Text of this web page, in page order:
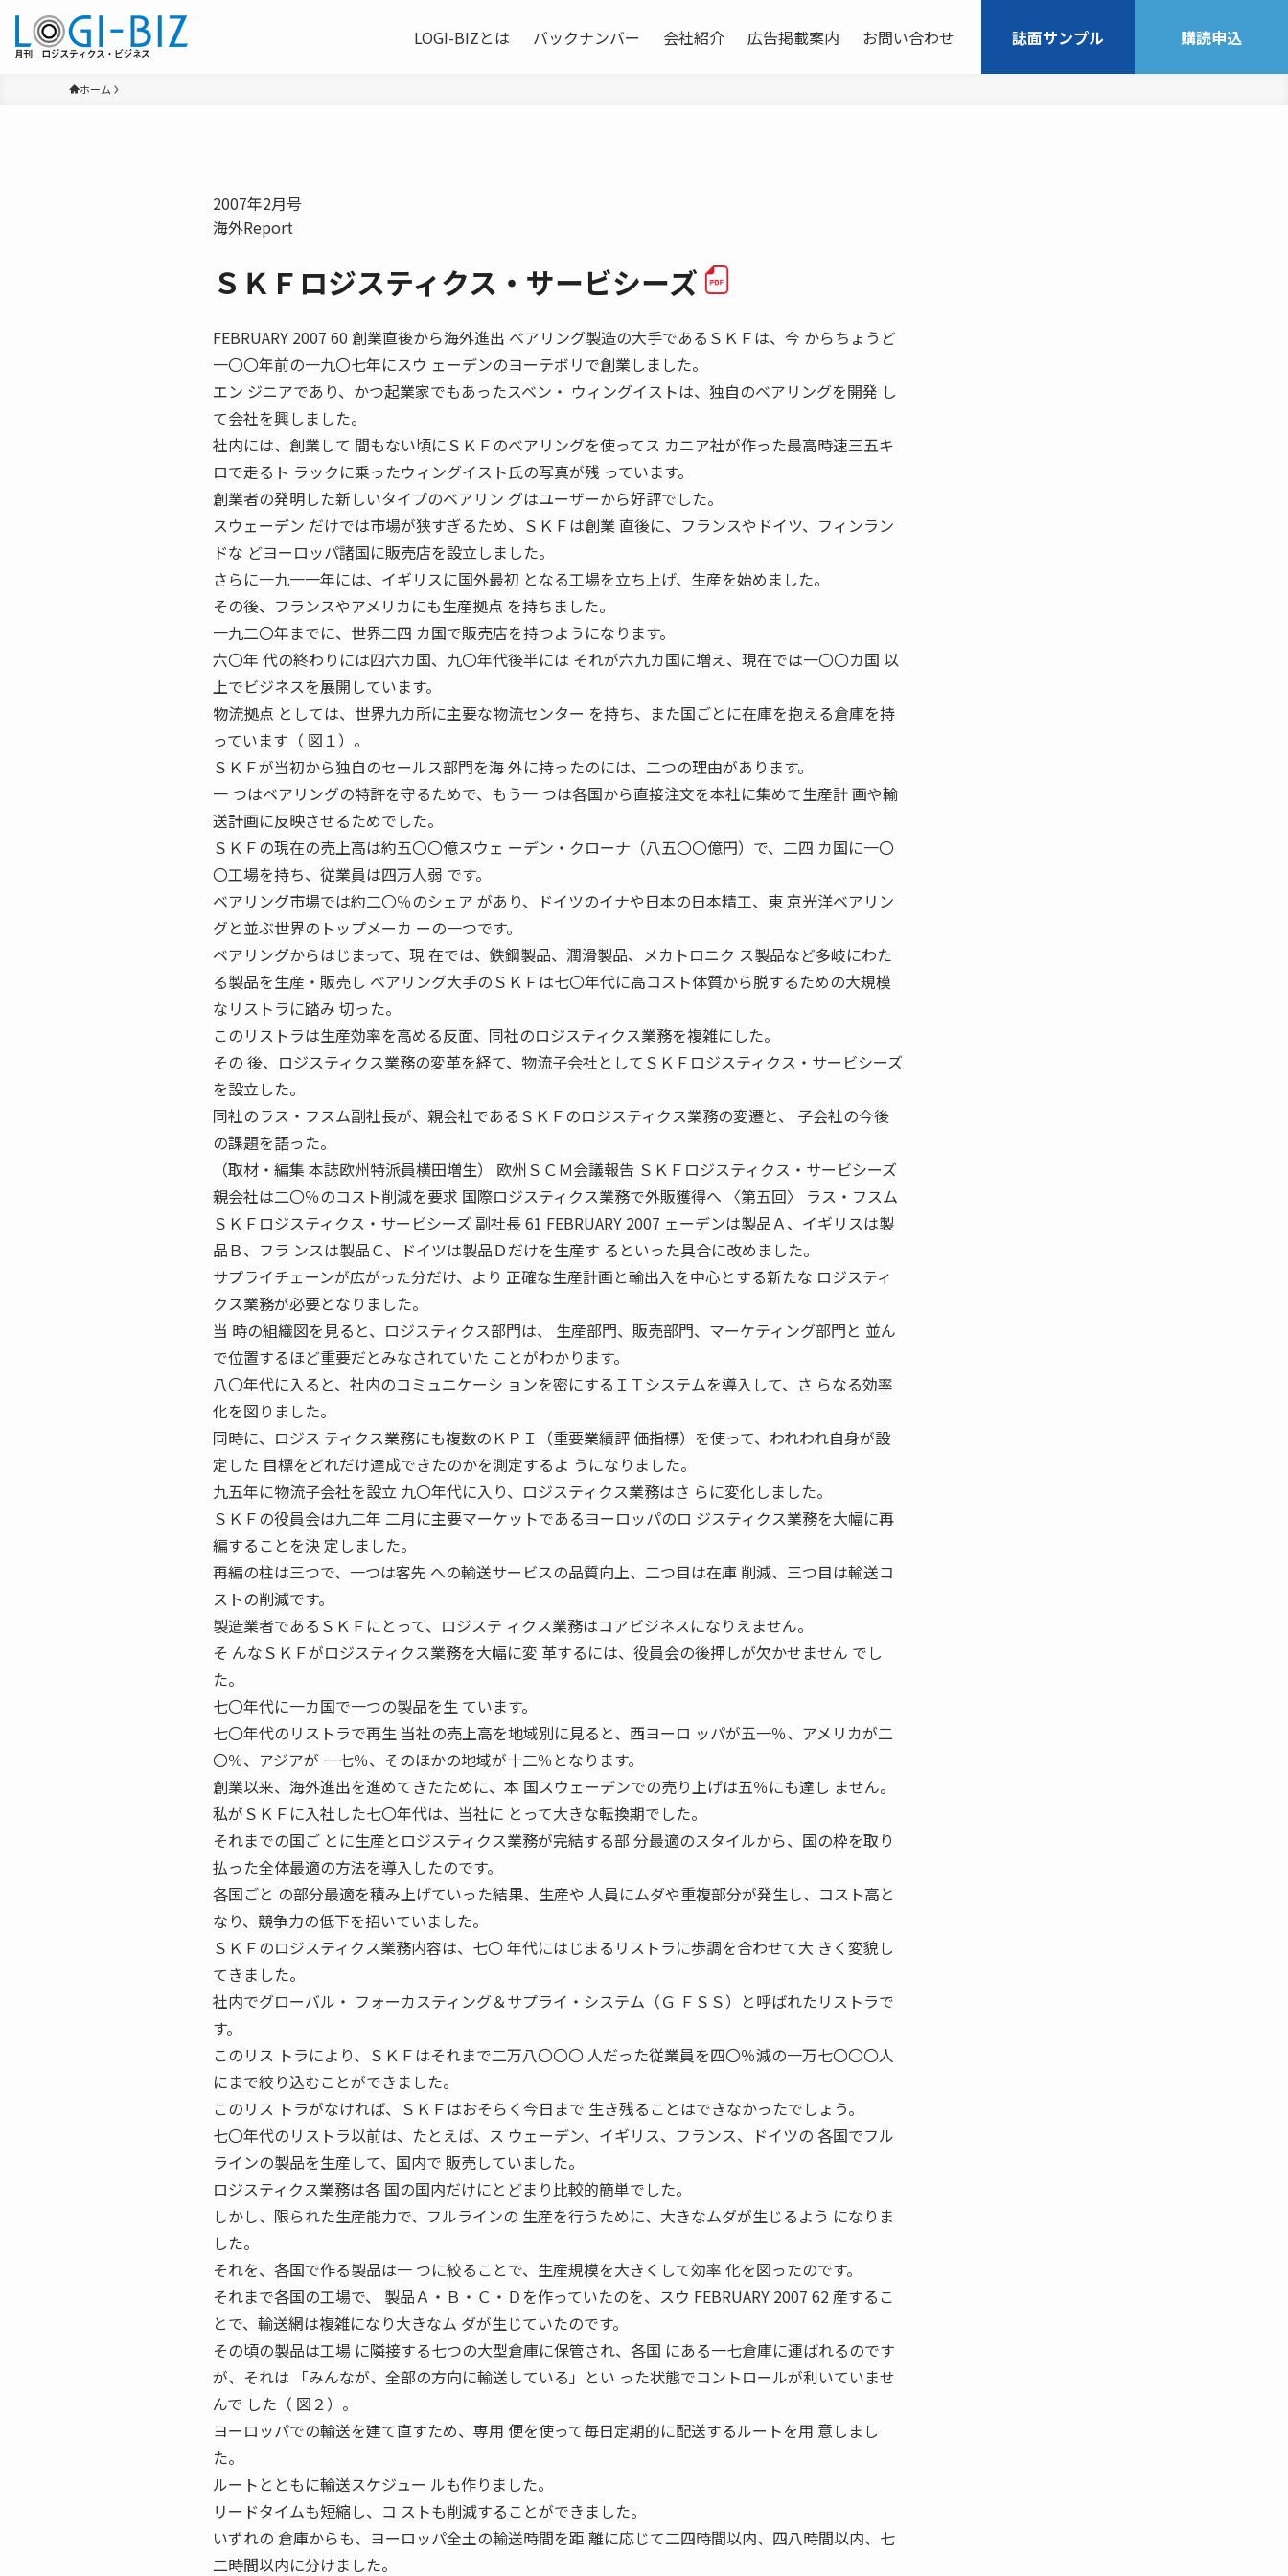
LOGI-BIZとは バックナンバー 会社紹介 広告掲載案内 お問い合わせ 誌面サンプル 購読申込
ホーム
2007年2月号
海外Report
ＳＫＦロジスティクス・サービシーズ
FEBRUARY 2007 60 創業直後から海外進出 ベアリング製造の大手であるＳＫＦは、今 からちょうど
一〇〇年前の一九〇七年にスウ ェーデンのヨーテボリで創業しました。
エン ジニアであり、かつ起業家でもあったスベン・ ウィングイストは、独自のベアリングを開発 し
て会社を興しました。
社内には、創業して 間もない頃にＳＫＦのベアリングを使ってス カニア社が作った最高時速三五キ
ロで走るト ラックに乗ったウィングイスト氏の写真が残 っています。
創業者の発明した新しいタイプのベアリン グはユーザーから好評でした。
スウェーデン だけでは市場が狭すぎるため、ＳＫＦは創業 直後に、フランスやドイツ、フィンラン
ドな どヨーロッパ諸国に販売店を設立しました。
さらに一九一一年には、イギリスに国外最初 となる工場を立ち上げ、生産を始めました。
その後、フランスやアメリカにも生産拠点 を持ちました。
一九二〇年までに、世界二四 カ国で販売店を持つようになります。
六〇年 代の終わりには四六カ国、九〇年代後半には それが六九カ国に増え、現在では一〇〇カ国 以
上でビジネスを展開しています。
物流拠点 としては、世界九カ所に主要な物流センター を持ち、また国ごとに在庫を抱える倉庫を持
っています（ 図１）。
ＳＫＦが当初から独自のセールス部門を海 外に持ったのには、二つの理由があります。
一 つはベアリングの特許を守るためで、もう一 つは各国から直接注文を本社に集めて生産計 画や輸
送計画に反映させるためでした。
ＳＫＦの現在の売上高は約五〇〇億スウェ ーデン・クローナ（八五〇〇億円）で、二四 カ国に一〇
〇工場を持ち、従業員は四万人弱 です。
ベアリング市場では約二〇％のシェア があり、ドイツのイナや日本の日本精工、東 京光洋ベアリン
グと並ぶ世界のトップメーカ ーの一つです。
ベアリングからはじまって、現 在では、鉄鋼製品、潤滑製品、メカトロニク ス製品など多岐にわた
る製品を生産・販売し ベアリング大手のＳＫＦは七〇年代に高コスト体質から脱するための大規模
なリストラに踏み 切った。
このリストラは生産効率を高める反面、同社のロジスティクス業務を複雑にした。
その 後、ロジスティクス業務の変革を経て、物流子会社としてＳＫＦロジスティクス・サービシーズ
を設立した。
同社のラス・フスム副社長が、親会社であるＳＫＦのロジスティクス業務の変遷と、 子会社の今後
の課題を語った。
（取材・編集 本誌欧州特派員横田増生） 欧州ＳＣＭ会議報告 ＳＫＦロジスティクス・サービシーズ
親会社は二〇％のコスト削減を要求 国際ロジスティクス業務で外販獲得へ 〈第五回〉 ラス・フスム
ＳＫＦロジスティクス・サービシーズ 副社長 61 FEBRUARY 2007 ェーデンは製品Ａ、イギリスは製
品Ｂ、フラ ンスは製品Ｃ、ドイツは製品Ｄだけを生産す るといった具合に改めました。
サプライチェーンが広がった分だけ、より 正確な生産計画と輸出入を中心とする新たな ロジスティ
クス業務が必要となりました。
当 時の組織図を見ると、ロジスティクス部門は、 生産部門、販売部門、マーケティング部門と 並ん
で位置するほど重要だとみなされていた ことがわかります。
八〇年代に入ると、社内のコミュニケーシ ョンを密にするＩＴシステムを導入して、さ らなる効率
化を図りました。
同時に、ロジス ティクス業務にも複数のＫＰＩ（重要業績評 価指標）を使って、われわれ自身が設
定した 目標をどれだけ達成できたのかを測定するよ うになりました。
九五年に物流子会社を設立 九〇年代に入り、ロジスティクス業務はさ らに変化しました。
ＳＫＦの役員会は九二年 二月に主要マーケットであるヨーロッパのロ ジスティクス業務を大幅に再
編することを決 定しました。
再編の柱は三つで、一つは客先 への輸送サービスの品質向上、二つ目は在庫 削減、三つ目は輸送コ
ストの削減です。
製造業者であるＳＫＦにとって、ロジステ ィクス業務はコアビジネスになりえません。
そ んなＳＫＦがロジスティクス業務を大幅に変 革するには、役員会の後押しが欠かせません でし
た。
七〇年代に一カ国で一つの製品を生 ています。
七〇年代のリストラで再生 当社の売上高を地域別に見ると、西ヨーロ ッパが五一％、アメリカが二
〇％、アジアが 一七％、そのほかの地域が十二％となります。
創業以来、海外進出を進めてきたために、本 国スウェーデンでの売り上げは五％にも達し ません。
私がＳＫＦに入社した七〇年代は、当社に とって大きな転換期でした。
それまでの国ご とに生産とロジスティクス業務が完結する部 分最適のスタイルから、国の枠を取り
払った全体最適の方法を導入したのです。
各国ごと の部分最適を積み上げていった結果、生産や 人員にムダや重複部分が発生し、コスト高と
なり、競争力の低下を招いていました。
ＳＫＦのロジスティクス業務内容は、七〇 年代にはじまるリストラに歩調を合わせて大 きく変貌し
てきました。
社内でグローバル・ フォーカスティング＆サプライ・システム（Ｇ ＦＳＳ）と呼ばれたリストラで
す。
このリス トラにより、ＳＫＦはそれまで二万八〇〇〇 人だった従業員を四〇％減の一万七〇〇〇人
にまで絞り込むことができました。
このリス トラがなければ、ＳＫＦはおそらく今日まで 生き残ることはできなかったでしょう。
七〇年代のリストラ以前は、たとえば、ス ウェーデン、イギリス、フランス、ドイツの 各国でフル
ラインの製品を生産して、国内で 販売していました。
ロジスティクス業務は各 国の国内だけにとどまり比較的簡単でした。
しかし、限られた生産能力で、フルラインの 生産を行うために、大きなムダが生じるよう になりま
した。
それを、各国で作る製品は一 つに絞ることで、生産規模を大きくして効率 化を図ったのです。
それまで各国の工場で、 製品Ａ・Ｂ・Ｃ・Ｄを作っていたのを、スウ FEBRUARY 2007 62 産するこ
とで、輸送網は複雑になり大きなム ダが生じていたのです。
その頃の製品は工場 に隣接する七つの大型倉庫に保管され、各国 にある一七倉庫に運ばれるのです
が、それは 「みんなが、全部の方向に輸送している」とい った状態でコントロールが利いていませ
んで した（ 図２）。
ヨーロッパでの輸送を建て直すため、専用 便を使って毎日定期的に配送するルートを用 意しまし
た。
ルートとともに輸送スケジュー ルも作りました。
リードタイムも短縮し、コ ストも削減することができました。
いずれの 倉庫からも、ヨーロッパ全土の輸送時間を距 離に応じて二四時間以内、四八時間以内、七
二時間以内に分けました。